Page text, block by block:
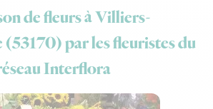
de fleurs à Villiers-
(53170) par les fleuristes du
Interflora